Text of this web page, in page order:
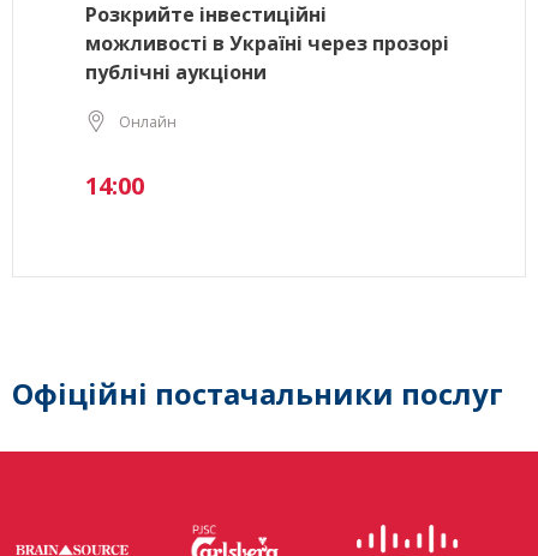
Розкрийте інвестиційні
можливості в Україні через прозорі
публічні аукціони
Онлайн
14:00
Офіційні постачальники послуг